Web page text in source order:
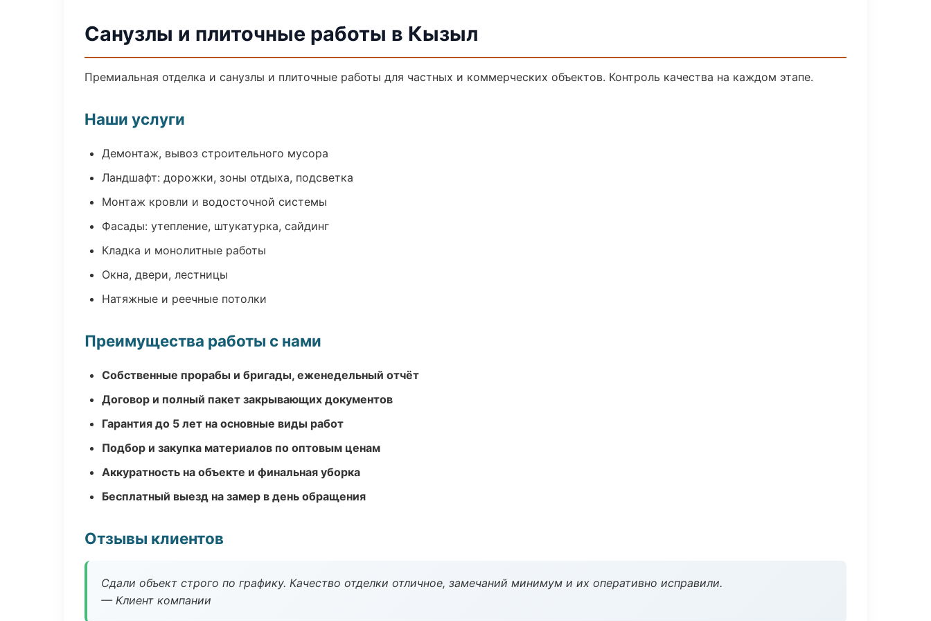
Санузлы и плиточные работы в Кызыл
Премиальная отделка и санузлы и плиточные работы для частных и коммерческих объектов. Контроль качества на каждом этапе.
Наши услуги
Демонтаж, вывоз строительного мусора
Ландшафт: дорожки, зоны отдыха, подсветка
Монтаж кровли и водосточной системы
Фасады: утепление, штукатурка, сайдинг
Кладка и монолитные работы
Окна, двери, лестницы
Натяжные и реечные потолки
Преимущества работы с нами
Собственные прорабы и бригады, еженедельный отчёт
Договор и полный пакет закрывающих документов
Гарантия до 5 лет на основные виды работ
Подбор и закупка материалов по оптовым ценам
Аккуратность на объекте и финальная уборка
Бесплатный выезд на замер в день обращения
Отзывы клиентов
Сдали объект строго по графику. Качество отделки отличное, замечаний минимум и их оперативно исправили.
— Клиент компании